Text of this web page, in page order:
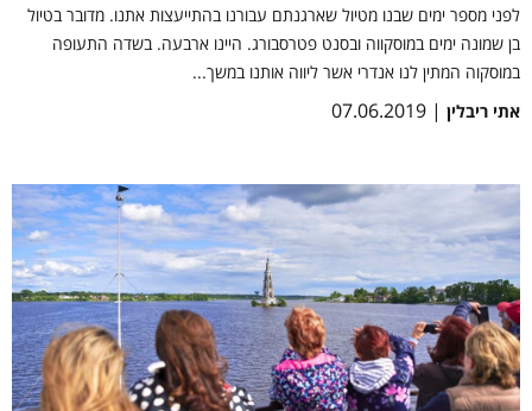
לפני מספר ימים שבנו מטיול שארגנתם עבורנו בהתייעצות אתנו. מדובר בטיול
בן שמונה ימים במוסקווה ובסנט פטרסבורג. היינו ארבעה. בשדה התעופה
במוסקוה המתין לנו אנדרי אשר ליווה אותנו במשך...
אתי ריבלין | 07.06.2019